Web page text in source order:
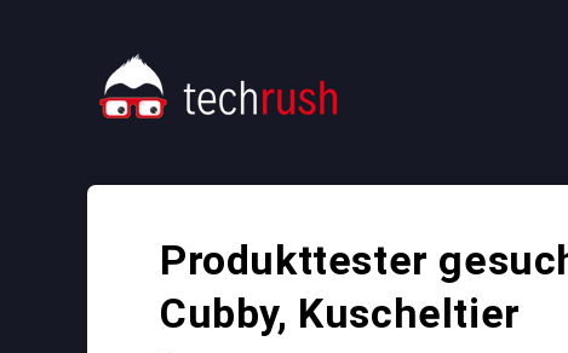
Produkttester
Cubby, Kuscheltier